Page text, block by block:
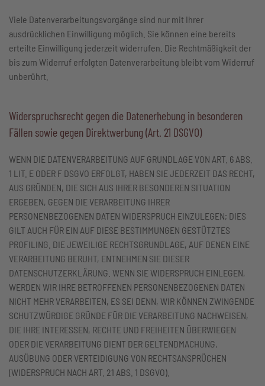
Viele Datenverarbeitungsvorgänge sind nur mit Ihrer
ausdrücklichen Einwilligung möglich. Sie können eine bereits
erteilte Einwilligung jederzeit widerrufen. Die Rechtmäßigkeit der
bis zum Widerruf erfolgten Datenverarbeitung bleibt vom Widerruf
unberührt.
Widerspruchsrecht gegen die Datenerhebung in besonderen
Fällen sowie gegen Direktwerbung (Art. 21 DSGVO)
WENN DIE DATENVERARBEITUNG AUF GRUNDLAGE VON ART. 6 ABS.
1 LIT. E ODER F DSGVO ERFOLGT, HABEN SIE JEDERZEIT DAS RECHT,
AUS GRÜNDEN, DIE SICH AUS IHRER BESONDEREN SITUATION
ERGEBEN, GEGEN DIE VERARBEITUNG IHRER
PERSONENBEZOGENEN DATEN WIDERSPRUCH EINZULEGEN; DIES
GILT AUCH FÜR EIN AUF DIESE BESTIMMUNGEN GESTÜTZTES
PROFILING. DIE JEWEILIGE RECHTSGRUNDLAGE, AUF DENEN EINE
VERARBEITUNG BERUHT, ENTNEHMEN SIE DIESER
DATENSCHUTZERKLÄRUNG. WENN SIE WIDERSPRUCH EINLEGEN,
WERDEN WIR IHRE BETROFFENEN PERSONENBEZOGENEN DATEN
NICHT MEHR VERARBEITEN, ES SEI DENN, WIR KÖNNEN ZWINGENDE
SCHUTZWÜRDIGE GRÜNDE FÜR DIE VERARBEITUNG NACHWEISEN,
DIE IHRE INTERESSEN, RECHTE UND FREIHEITEN ÜBERWIEGEN
ODER DIE VERARBEITUNG DIENT DER GELTENDMACHUNG,
AUSÜBUNG ODER VERTEIDIGUNG VON RECHTSANSPRÜCHEN
(WIDERSPRUCH NACH ART. 21 ABS. 1 DSGVO).